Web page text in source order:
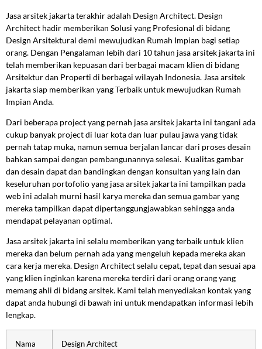
Jasa arsitek jakarta terakhir adalah Design Architect. Design
Architect hadir memberikan Solusi yang Profesional di bidang
Design Arsitektural demi mewujudkan Rumah Impian bagi setiap
orang. Dengan Pengalaman lebih dari 10 tahun jasa arsitek jakarta ini
telah memberikan kepuasan dari berbagai macam klien di bidang
Arsitektur dan Properti di berbagai wilayah Indonesia. Jasa arsitek
jakarta siap memberikan yang Terbaik untuk mewujudkan Rumah
Impian Anda.
Dari beberapa project yang pernah jasa arsitek jakarta ini tangani ada
cukup banyak project di luar kota dan luar pulau jawa yang tidak
pernah tatap muka, namun semua berjalan lancar dari proses desain
bahkan sampai dengan pembangunannya selesai. Kualitas gambar
dan desain dapat dan bandingkan dengan konsultan yang lain dan
keseluruhan portofolio yang jasa arsitek jakarta ini tampilkan pada
web ini adalah murni hasil karya mereka dan semua gambar yang
mereka tampilkan dapat dipertanggungjawabkan sehingga anda
mendapat pelayanan optimal.
Jasa arsitek jakarta ini selalu memberikan yang terbaik untuk klien
mereka dan belum pernah ada yang mengeluh kepada mereka akan
cara kerja mereka. Design Architect selalu cepat, tepat dan sesuai apa
yang klien inginkan karena mereka terdiri dari orang orang yang
memang ahli di bidang arsitek. Kami telah menyediakan kontak yang
dapat anda hubungi di bawah ini untuk mendapatkan informasi lebih
lengkap.
Nama
Design Architect